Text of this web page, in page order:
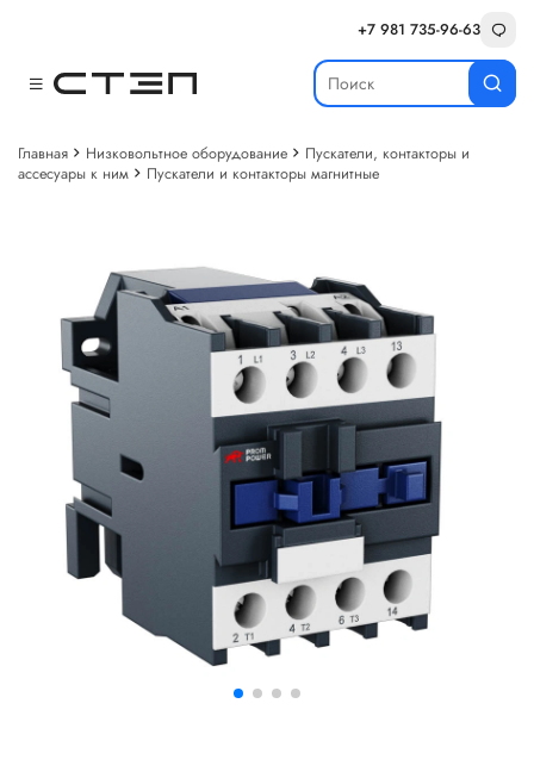
+7 981 735-96-63
Главная Низковольтное оборудование
Пускатели, контакторы и
ассесуары к ним
Пускатели и контакторы магнитные